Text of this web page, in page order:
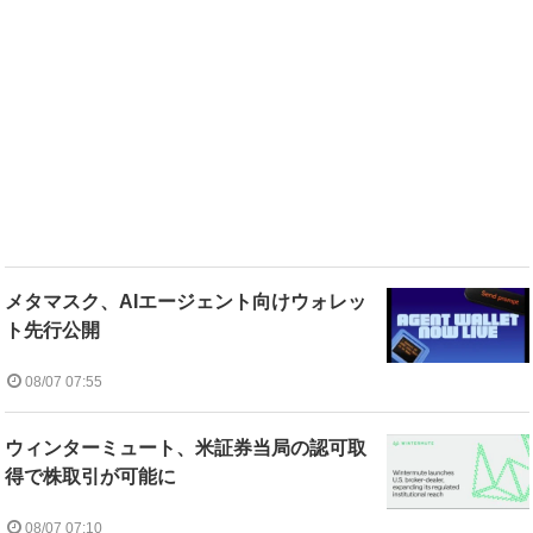
メタマスク、AIエージェント向けウォレッ
ト先行公開
08/07 07:55
ウィンターミュート、米証券当局の認可取
得で株取引が可能に
08/07 07:10